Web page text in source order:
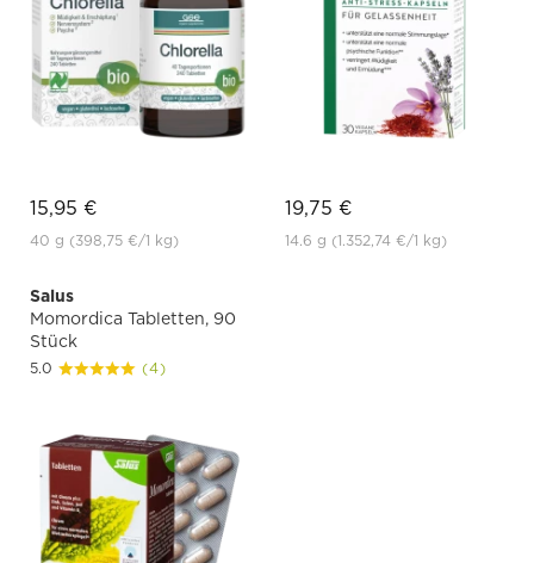
15,95 €
40 g (398,75 €/1 kg)
19,75 €
14.6 g (1.352,74 €/1 kg)
Salus
Momordica Tabletten, 90
Stück
5.0 (4)